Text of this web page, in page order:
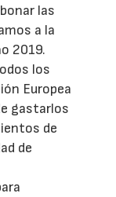
las
a la
2019.
los
Europea
gastarlos
de
de